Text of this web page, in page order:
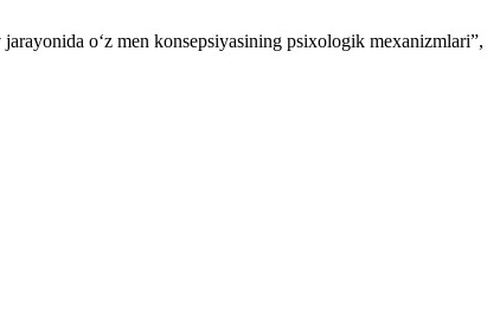
o‘z men konsepsiyasining psixologik mexanizmlari”,